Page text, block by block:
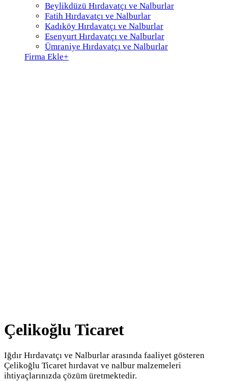
Beylikdüzü Hırdavatçı ve Nalburlar
Fatih Hırdavatçı ve Nalburlar
Kadıköy Hırdavatçı ve Nalburlar
Esenyurt Hırdavatçı ve Nalburlar
Ümraniye Hırdavatçı ve Nalburlar
Firma Ekle+
Çelikoğlu Ticaret
Iğdır Hırdavatçı ve Nalburlar arasında faaliyet gösteren
Çelikoğlu Ticaret hırdavat ve nalbur malzemeleri
ihtiyaçlarınızda çözüm üretmektedir.